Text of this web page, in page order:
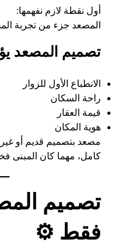
أول نقطة لازم نفهمها:
المصعد جزء من تجربة
تصميم المصعد
الانطباع الأول للزوار
راحة السكان
قيمة العقار
هوية المكان
مصعد بتصميم قديم أو
كامل، مهما كان المبنى
تصميم
فقط ⚙️